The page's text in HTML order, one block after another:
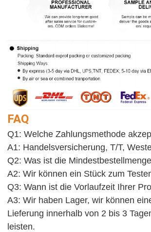
FAQ
Q1: Welche Zahlungsmethode
A1: Handelsversicherung, T/T,
Q2: Was ist die
A2: Wir können ein Stück zum
Q3: Wann ist die Vorlaufzeit Ihrer
A3: Wir haben Lager, wir können
Lieferung innerhalb von 2 bis 3
leisten.